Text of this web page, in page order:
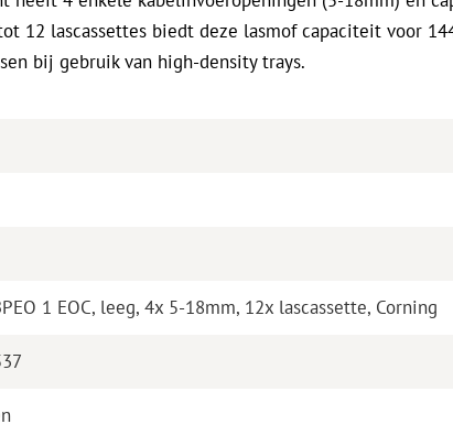
12 lascassettes biedt deze lasmof capaciteit voor
bij gebruik van high-density trays.
1 EOC, leeg, 4x 5-18mm, 12x lascassette, Corning